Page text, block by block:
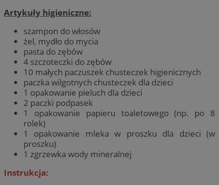
Artykuły higieniczne:
szampon do włosów
żel, mydło do mycia
pasta do zębów
4 szczoteczki do zębów
10 małych paczuszek chusteczek higienicznych
paczka wilgotnych chusteczek dla dzieci
1 opakowanie pieluch dla dzieci
2 paczki podpasek
1 opakowanie papieru toaletowego (np. po 8
rolek)
1 opakowanie mleka w proszku dla dzieci (w
proszku)
1 zgrzewka wody mineralnej
Instrukcja: